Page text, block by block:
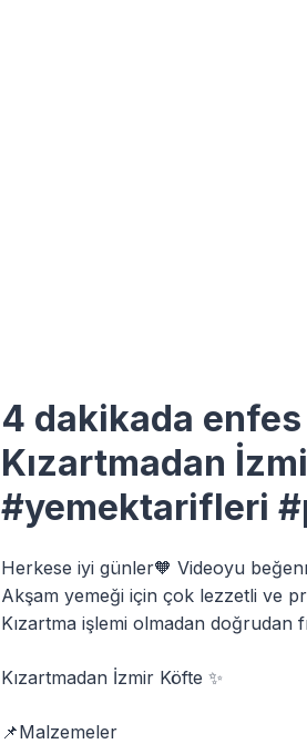
4 dakikada
Kızartmadan
#yemektarifleri
Herkese iyi günler🧡 Videoyu
Akşam yemeği için çok lezzetli ve
Kızartma işlemi olmadan doğrudan
Kızartmadan İzmir Köfte ✨
📌Malzemeler